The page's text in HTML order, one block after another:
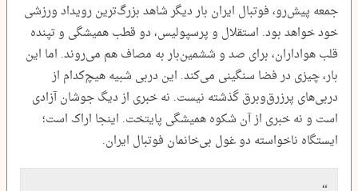
جمعه پیش‌رو، فوتبال ایران بار دیگر شاهد بزرگ‌ترین رویداد ورزشی
خود خواهد بود. استقلال و پرسپولیس، دو قطب همیشگی و تپنده
قلب هواداران، برای صد و ششمین‌بار به مصاف هم می‌روند. اما این
‌بار، چیزی در فضا سنگینی می‌کند. این دربی شبیه هیچ‌کدام از
دربی‌های پرزرق‌وبرق گذشته نیست. نه خبری از دیگ جوشان آزادی
است و نه خبری از آن شکوه همیشگی پایتخت. اینجا اراک است؛
ایستگاه ناخواسته‌ دو غول بی‌خانمان فوتبال ایران.